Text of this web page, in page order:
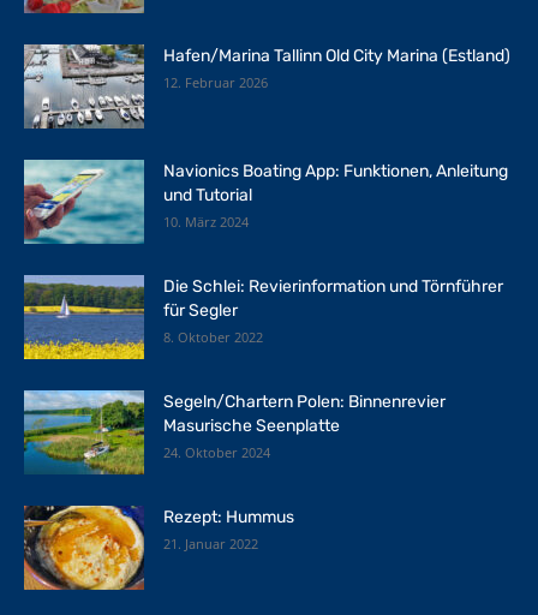
Hafen/Marina Tallinn Old City Marina (Estland)
12. Februar 2026
Navionics Boating App: Funktionen, Anleitung
und Tutorial
10. März 2024
Die Schlei: Revierinformation und Törnführer
für Segler
8. Oktober 2022
Segeln/Chartern Polen: Binnenrevier
Masurische Seenplatte
24. Oktober 2024
Rezept: Hummus
21. Januar 2022